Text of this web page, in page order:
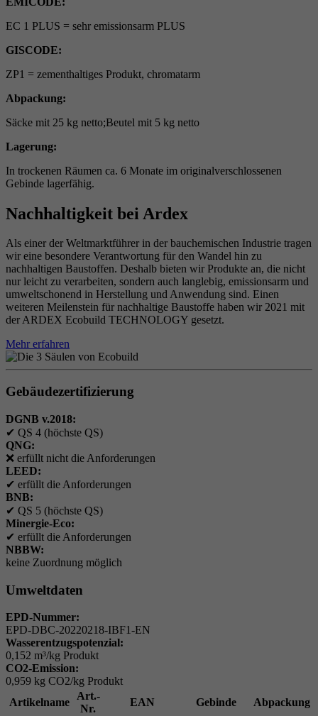
EC 1 PLUS = sehr emissionsarm PLUS
GISCODE:
ZP1 = zementhaltiges Produkt, chromatarm
Abpackung:
Säcke mit 25 kg netto;Beutel mit 5 kg netto
Lagerung:
In trockenen Räumen ca. 6 Monate im originalverschlossenen
Gebinde lagerfähig.
Nachhaltigkeit bei Ardex
Als einer der Weltmarktführer in der bauchemischen Industrie tragen
wir eine besondere Verantwortung für den Wandel hin zu
nachhaltigen Baustoffen. Deshalb bieten wir Produkte an, die nicht
nur leicht zu verarbeiten, sondern auch langlebig, emissionsarm und
umweltschonend in Herstellung und Anwendung sind. Einen
weiteren Meilenstein für nachhaltige Baustoffe haben wir 2021 mit
der ARDEX Ecobuild TECHNOLOGY gesetzt.
Mehr erfahren
Gebäudezertifizierung
DGNB v.2018:
✔ QS 4 (höchste QS)
QNG:
❌ erfüllt nicht die Anforderungen
LEED:
✔ erfüllt die Anforderungen
BNB:
✔ QS 5 (höchste QS)
Minergie-Eco:
✔ erfüllt die Anforderungen
NBBW:
keine Zuordnung möglich
Umweltdaten
EPD-Nummer:
EPD-DBC-20220218-IBF1-EN
Wasserentzugspotenzial:
0,152 m³/kg Produkt
CO2-Emission:
0,959 kg CO2/kg Produkt
Artikelname
Art.-
Nr.
EAN Gebinde
Abpackung